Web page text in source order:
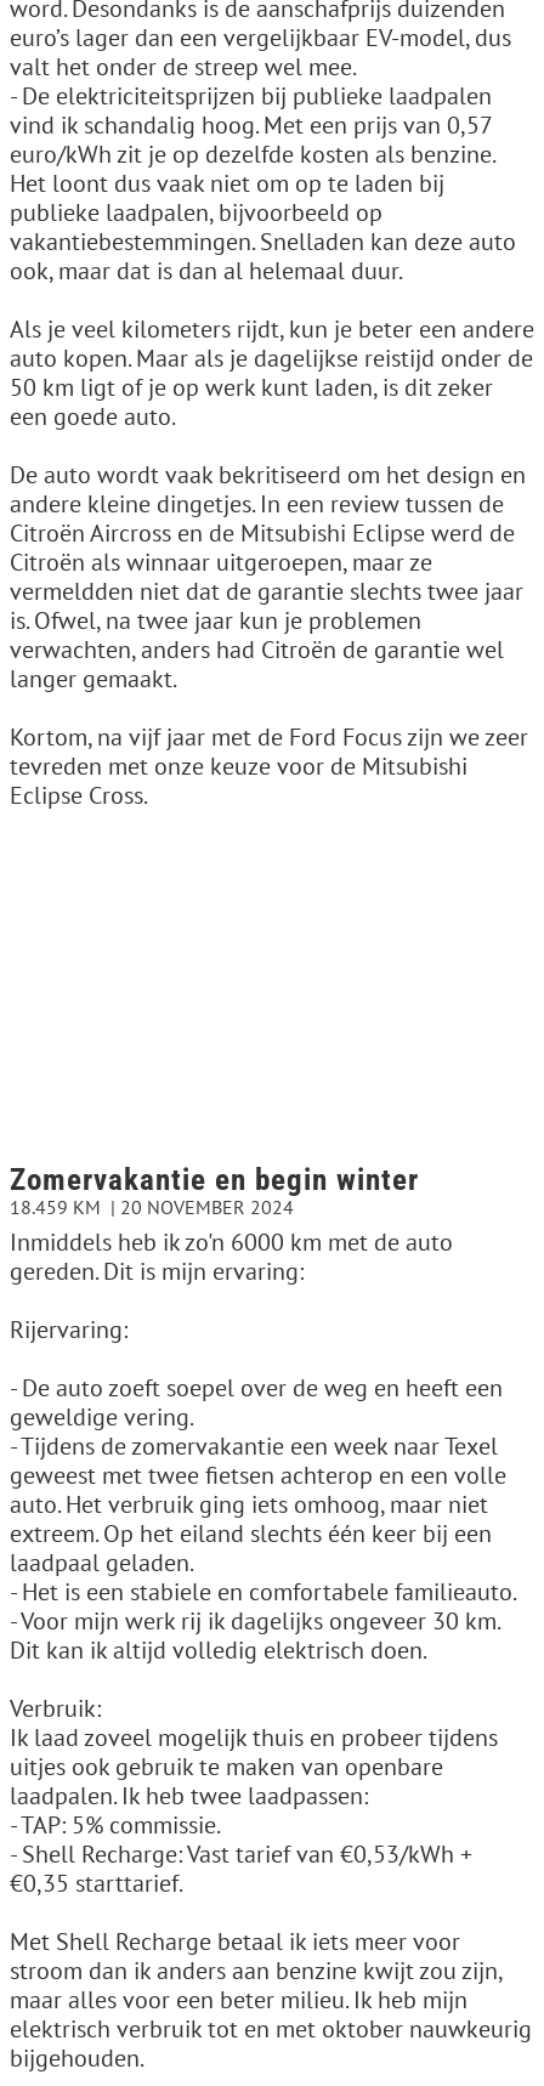
word. Desondanks is de aanschafprijs duizenden
euro’s lager dan een vergelijkbaar EV-model, dus
valt het onder de streep wel mee.
- De elektriciteitsprijzen bij publieke laadpalen
vind ik schandalig hoog. Met een prijs van 0,57
euro/kWh zit je op dezelfde kosten als benzine.
Het loont dus vaak niet om op te laden bij
publieke laadpalen, bijvoorbeeld op
vakantiebestemmingen. Snelladen kan deze auto
ook, maar dat is dan al helemaal duur.
Als je veel kilometers rijdt, kun je beter een andere
auto kopen. Maar als je dagelijkse reistijd onder de
50 km ligt of je op werk kunt laden, is dit zeker
een goede auto.
De auto wordt vaak bekritiseerd om het design en
andere kleine dingetjes. In een review tussen de
Citroën Aircross en de Mitsubishi Eclipse werd de
Citroën als winnaar uitgeroepen, maar ze
vermeldden niet dat de garantie slechts twee jaar
is. Ofwel, na twee jaar kun je problemen
verwachten, anders had Citroën de garantie wel
langer gemaakt.
Kortom, na vijf jaar met de Ford Focus zijn we zeer
tevreden met onze keuze voor de Mitsubishi
Eclipse Cross.
Zomervakantie en begin winter
18.459 KM 20 NOVEMBER 2024
Inmiddels heb ik zo'n 6000 km met de auto
gereden. Dit is mijn ervaring:
Rijervaring:
- De auto zoeft soepel over de weg en heeft een
geweldige vering.
- Tijdens de zomervakantie een week naar Texel
geweest met twee fietsen achterop en een volle
auto. Het verbruik ging iets omhoog, maar niet
extreem. Op het eiland slechts één keer bij een
laadpaal geladen.
- Het is een stabiele en comfortabele familieauto.
- Voor mijn werk rij ik dagelijks ongeveer 30 km.
Dit kan ik altijd volledig elektrisch doen.
Verbruik:
Ik laad zoveel mogelijk thuis en probeer tijdens
uitjes ook gebruik te maken van openbare
laadpalen. Ik heb twee laadpassen:
- TAP: 5% commissie.
- Shell Recharge: Vast tarief van €0,53/kWh +
€0,35 starttarief.
Met Shell Recharge betaal ik iets meer voor
stroom dan ik anders aan benzine kwijt zou zijn,
maar alles voor een beter milieu. Ik heb mijn
elektrisch verbruik tot en met oktober nauwkeurig
bijgehouden.